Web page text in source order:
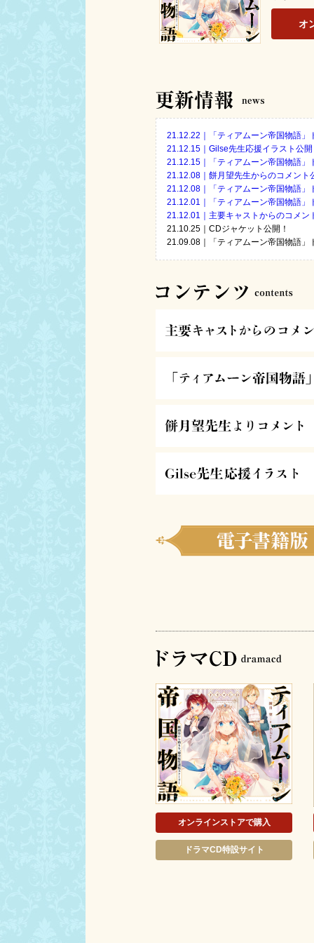
オ
21.12.22｜「ティアムーン帝国物語」
21.12.15｜Gilse先生応援イラスト公開
21.12.15｜「ティアムーン帝国物語」
21.12.08｜餅月望先生からのコメント
21.12.08｜「ティアムーン帝国物語」
21.12.01｜「ティアムーン帝国物語」
21.12.01｜主要キャストからのコメン
21.10.25｜CDジャケット公開！
21.09.08｜「ティアムーン帝国物語」
オンラインストアで購入
ドラマCD特設サイト